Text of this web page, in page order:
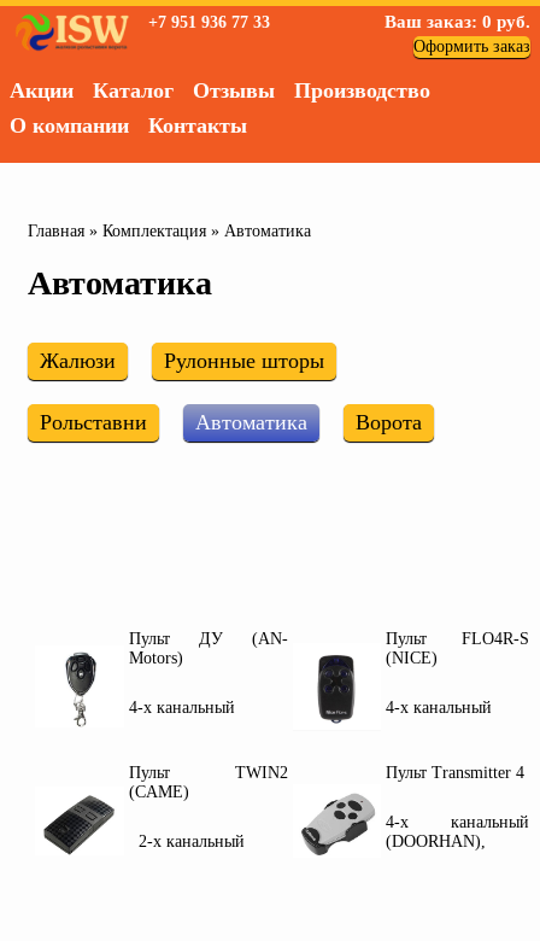
Акции Каталог Отзывы
Производство
О компании
Контакты
Ваш заказ: 0 руб.
Оформить заказ
+7 951 936 77 33
Главная » Комплектация » Автоматика
Автоматика
Жалюзи Рулонные шторы
Рольставни Автоматика Ворота
Пульт ДУ (AN-
Motors)
4-х канальный
Пульт FLO4R-S
(NICE)
4-х канальный
Пульт TWIN2
(CAME)
2-х канальный
Пульт Transmitter 4
4-х канальный
(DOORHAN),